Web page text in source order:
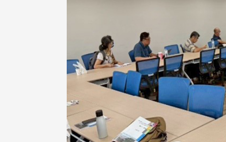
大学主任秘书曾守正率队
校友处 深化校友工作交
头版 热门焦点
十四载深耕校友情谊 校友处
执行长彭春阳荣退 校友感念
相伴同行